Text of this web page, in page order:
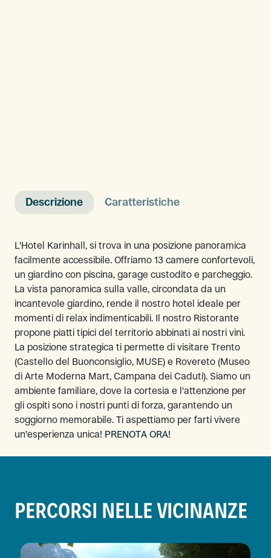
Descrizione Caratteristiche
L'Hotel Karinhall, si trova in una posizione panoramica
facilmente accessibile. Offriamo 13 camere confortevoli,
un giardino con piscina, garage custodito e parcheggio.
La vista panoramica sulla valle, circondata da un
incantevole giardino, rende il nostro hotel ideale per
momenti di relax indimenticabili. Il nostro Ristorante
propone piatti tipici del territorio abbinati ai nostri vini.
La posizione strategica ti permette di visitare Trento
(Castello del Buonconsiglio, MUSE) e Rovereto (Museo
di Arte Moderna Mart, Campana dei Caduti). Siamo un
ambiente familiare, dove la cortesia e l'attenzione per
gli ospiti sono i nostri punti di forza, garantendo un
soggiorno memorabile. Ti aspettiamo per farti vivere
un'esperienza unica! PRENOTA ORA!
PERCORSI NELLE VICINANZE